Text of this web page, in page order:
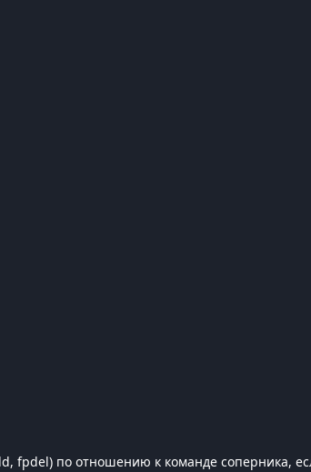
fpdel) по отношению к команде соперника,